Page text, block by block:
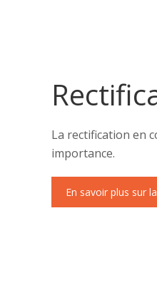
La rectification en
importance.
En savoir plus sur